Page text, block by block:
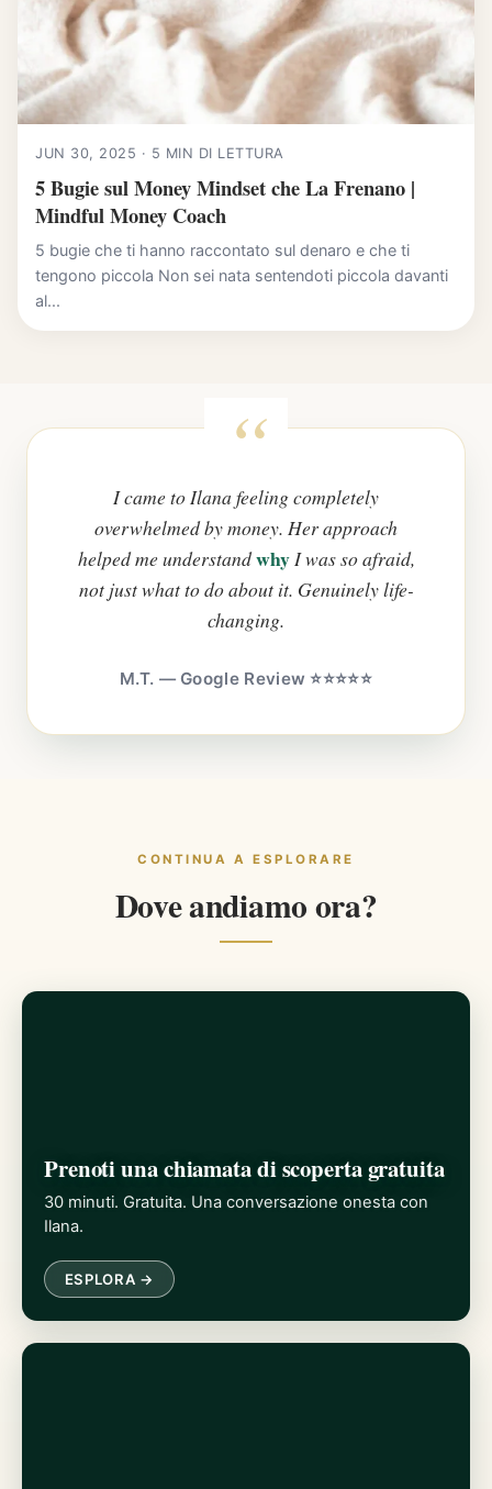
JUN 30, 2025 · 5 MIN DI LETTURA
5 Bugie sul Money Mindset che La Frenano |
Mindful Money Coach
5 bugie che ti hanno raccontato sul denaro e che ti
tengono piccola Non sei nata sentendoti piccola davanti
al...
I came to Ilana feeling completely
overwhelmed by money. Her approach
helped me understandwhyI was so afraid,
not just what to do about it. Genuinely life-
changing.
M.T. — Google Review ⭐⭐⭐⭐⭐
CONTINUA A ESPLORARE
Dove andiamo ora?
Prenoti una chiamata di scoperta gratuita
30 minuti. Gratuita. Una conversazione onesta con
Ilana.
ESPLORA →